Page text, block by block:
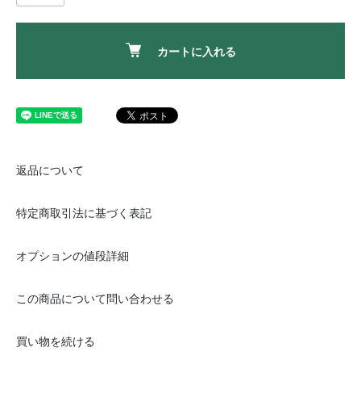
カートに入れる
返品について
特定商取引法に基づく表記
オプションの値段詳細
この商品について問い合わせる
買い物を続ける